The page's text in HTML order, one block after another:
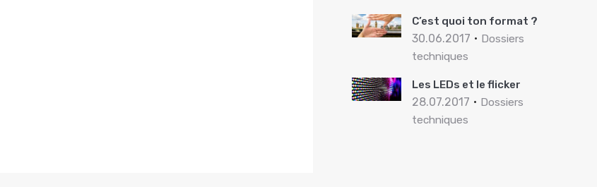
C’est quoi ton format ?
30.06.2017
Dossiers
techniques
Les LEDs et le flicker
28.07.2017
Dossiers
techniques